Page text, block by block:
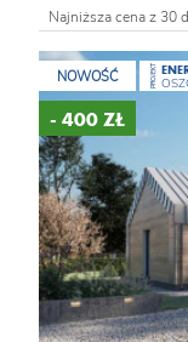
Najniższa cena z 30
NOWOŚĆ PROJEKT
- 400 ZŁ